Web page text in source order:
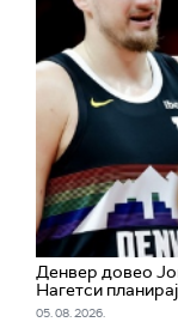
Денвер довео
Нагетси
05. 08. 2026.